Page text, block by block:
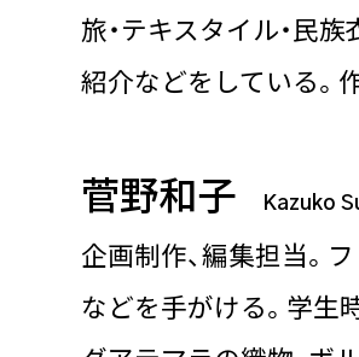
旅・テキスタイル・民
紹介などをしている。
菅野和子 Kazuko
企画制作、編集担当。
などを手がける。学生